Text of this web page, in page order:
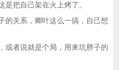
把自己架在火上烤了。
关系，卿叶这么一搞，自己想
说就是个局，用来坑胖子的